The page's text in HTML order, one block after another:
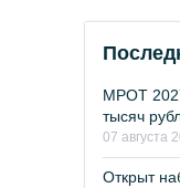
МРОТ
тысяч
07 августа
Открыт